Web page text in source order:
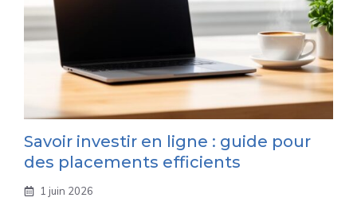
Savoir investir en ligne : guide pour
des placements efficients
1 juin 2026